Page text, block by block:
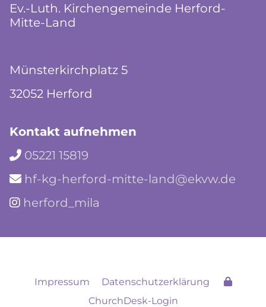
Ev.-Luth. Kirchengemeinde Herford-
Mitte-Land
Münsterkirchplatz 5
32052 Herford
Kontakt aufnehmen
 05221 15819
 hf-kg-herford-mitte-land@ekvw.de
 herford_mila
Impressum
Datenschutzerklärung
ChurchDesk-Login